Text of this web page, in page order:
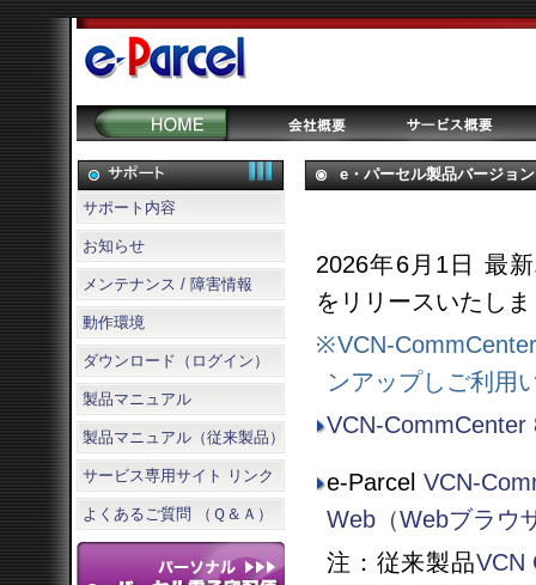
e・パーセル製品バージョ
2026年6月1日 最
をリリースいたし
※VCN-
ンアップしご利用
VCN-CommCenter
e-ParcelVCN-
Web（Webブラウ
注：従来製品VCN
サポート内容
お知らせ
メンテナンス / 障害情報
動作環境
ダウンロード（ログイン）
製品マニュアル
製品マニュアル（従来製品）
サービス専用サイト リンク
よくあるご質問 （Ｑ＆Ａ）